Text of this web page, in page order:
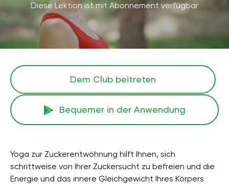
Diese Lektion ist mit Abonnement verfügbar
Dem Club beitreten
Bequemer in der Anwendung
Yoga zur Zuckerentwöhnung hilft Ihnen, sich
schrittweise von Ihrer Zuckersucht zu befreien und die
Energie und das innere Gleichgewicht Ihres Körpers